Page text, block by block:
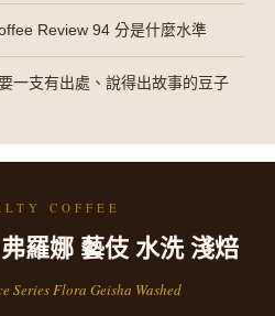
Review 94 分是什麼水準
一支有出處、說得出故事的豆子
COFFEE
羅娜 藝伎 水洗 淺焙
Series Flora Geisha Washed